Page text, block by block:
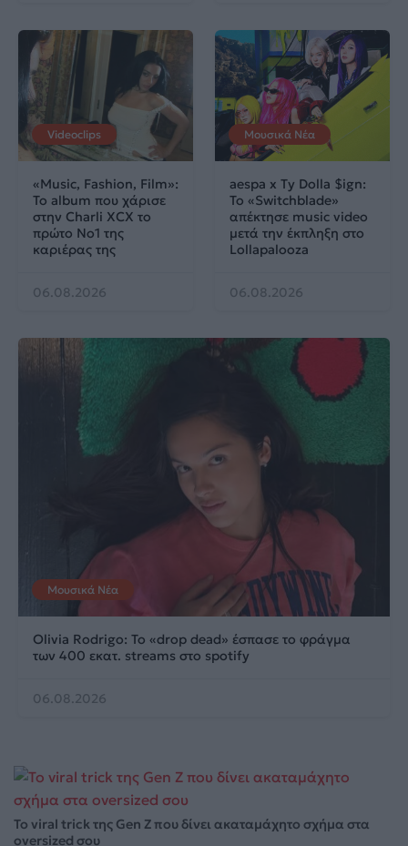
Videoclips
«Music, Fashion, Film»:
Το album που χάρισε
στην Charli XCX το
πρώτο No1 της
καριέρας της
06.08.2026
Μουσικά Νέα
aespa x Ty Dolla $ign:
Το «Switchblade»
απέκτησε music video
μετά την έκπληξη στο
Lollapalooza
06.08.2026
Μουσικά Νέα
Olivia Rodrigo: To «drop dead» έσπασε το φράγμα
των 400 εκατ. streams στο spotify
06.08.2026
Το viral trick της Gen Z που δίνει ακαταμάχητο σχήμα στα
oversized σου